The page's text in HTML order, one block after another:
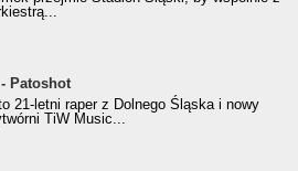
Patoshot
21-letni raper z Dolnego Śląska i nowy
TiW Music...